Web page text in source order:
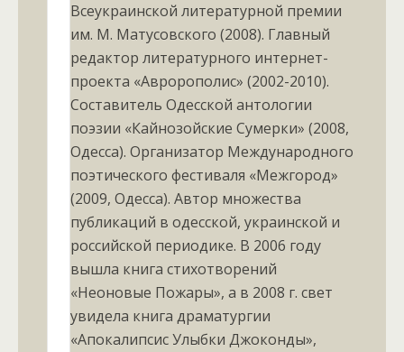
Всеукраинской литературной премии
им. М. Матусовского (2008). Главный
редактор литературного интернет-
проекта «Авророполис» (2002-2010).
Составитель Одесской антологии
поэзии «Кайнозойские Сумерки» (2008,
Одесса). Организатор Международного
поэтического фестиваля «Межгород»
(2009, Одесса). Автор множества
публикаций в одесской, украинской и
российской периодике. В 2006 году
вышла книга стихотворений
«Неоновые Пожары», а в 2008 г. свет
увидела книга драматургии
«Апокалипсис Улыбки Джоконды»,